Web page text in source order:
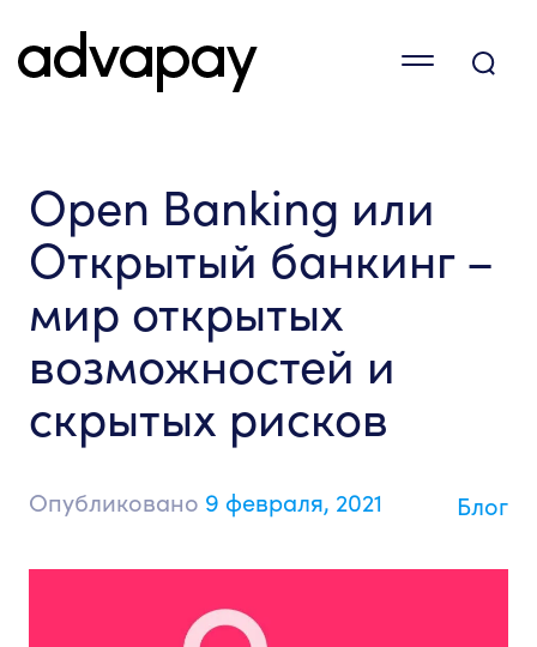
Open Banking или
Открытый банкинг –
мир открытых
возможностей и
скрытых рисков
Опубликовано 9 февраля, 2021 Блог